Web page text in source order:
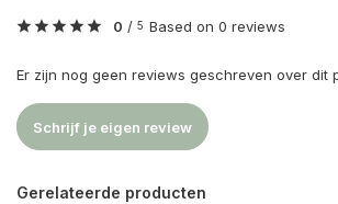
0 / 5 Based on 0 reviews
Er zijn nog geen reviews geschreven over dit
Schrijf je eigen review
Gerelateerde producten